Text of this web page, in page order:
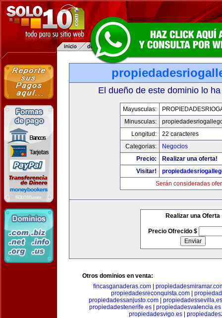
El dueño de este dominio lo
Mayusculas:
Minusculas:
Longitud:
22 caracteres
Categorias:
Negocios
Precio:
Realizar una oferta!
Visitar!
Serán consideradas
Realizar una Oferta
Precio Ofrecido $
Otros dominios en venta:
fincasganaderas.com
propiedadesreconquista.com
propiedadessanjusto.com| propiedadessevilla.es
propiedadestenerife.es| propiedadesvalencia.es
propiedadesvigo.es|